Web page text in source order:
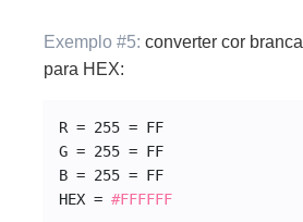
Exemplo #5: converter cor branca
para HEX:
R = 255 = FF
G = 255 = FF
B = 255 = FF
HEX = #FFFFFF